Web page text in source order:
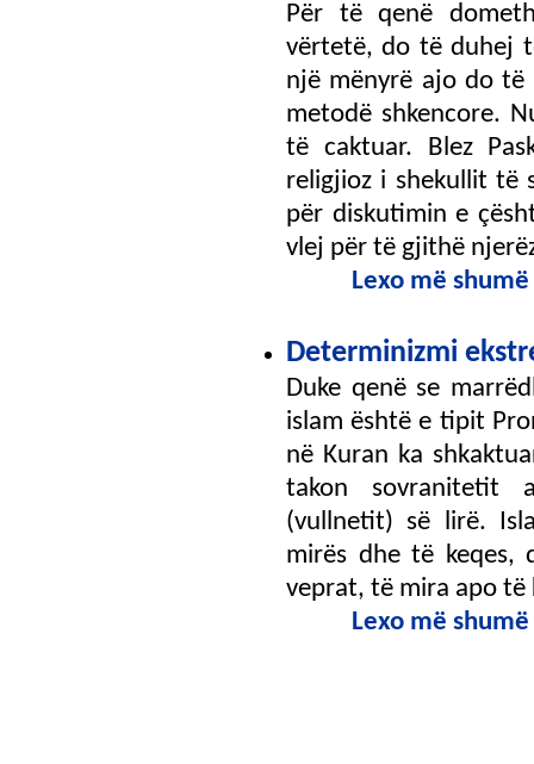
Për të qenë
vërtetë, do të duhej
një mënyrë ajo do të
metodë shkencore.
të caktuar. Blez
religjioz i shekullit të
për diskutimin e
vlej për të gjithë
Lexo më shumë
Determinizmi
Duke qenë se
islam është e tipit
në Kuran ka
takon sovranitetit
(vullnetit) së lirë.
mirës dhe të
veprat, të mira apo të
Lexo më shumë